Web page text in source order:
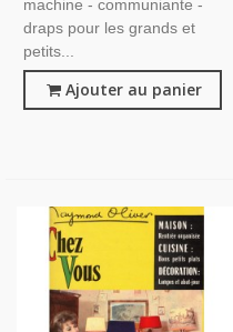
machine - communiante -
draps pour les grands et
petits...
Ajouter au panier